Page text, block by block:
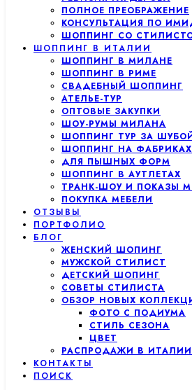
ПОЛНОЕ ПРЕОБРАЖЕНИЕ
КОНСУЛЬТАЦИЯ ПО
ШОППИНГ СО
ШОППИНГ В ИТАЛИИ
ШОППИНГ В МИЛАНЕ
ШОППИНГ В РИМЕ
СВАДЕБНЫЙ ШОППИНГ
АТЕЛЬЕ-ТУР
ОПТОВЫЕ ЗАКУПКИ
ШОУ-РУМЫ МИЛАНА
ШОППИНГ ТУР ЗА
ШОППИНГ НА ФАБРИКАХ
ДЛЯ ПЫШНЫХ ФОРМ
ШОППИНГ В АУТЛЕТАХ
ТРАНК-ШОУ И ПОКАЗЫ
ПОКУПКА МЕБЕЛИ
ОТЗЫВЫ
ПОРТФОЛИО
БЛОГ
ЖЕНСКИЙ ШОПИНГ
МУЖСКОЙ СТИЛИСТ
ДЕТСКИЙ ШОПИНГ
СОВЕТЫ СТИЛИСТА
ОБЗОР НОВЫХ
ФОТО С ПОДИУМА
СТИЛЬ СЕЗОНА
ЦВЕТ
РАСПРОДАЖИ В ИТАЛИИ
КОНТАКТЫ
ПОИСК